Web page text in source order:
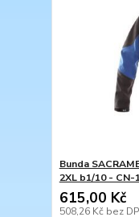
Bunda
2XL b1/10 -
615,00 Kč
508,26 Kč bez